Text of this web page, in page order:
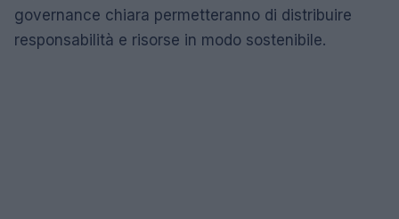
governance chiara permetteranno di distribuire
responsabilità e risorse in modo sostenibile.